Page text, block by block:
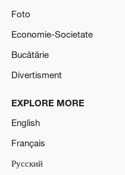
Foto
Economie-Societate
Bucătărie
Divertisment
EXPLORE MORE
English
Français
Русский